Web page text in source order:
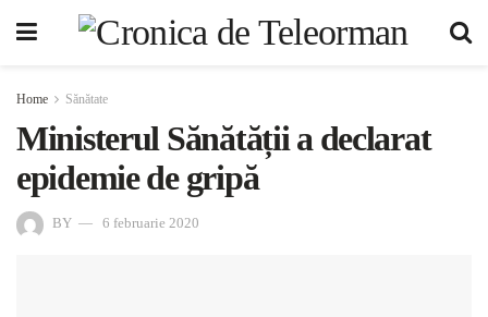
Home Sănătate
Ministerul Sănătății a declarat
epidemie de gripă
BY 6 februarie 2020